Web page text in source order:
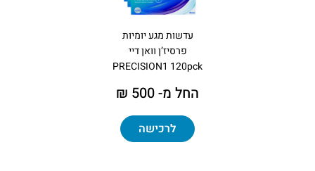
עדשות מגע יומיות
פרסיז’ן וואן דיי
PRECISION1 120pck
החל מ- 500 ₪
לרכישה